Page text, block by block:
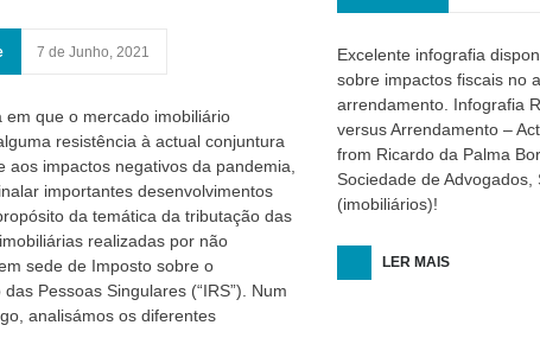
7 de Junho, 2021
em que o mercado imobiliário
resistência à actual conjuntura
aos impactos negativos da pandemia,
importantes desenvolvimentos
da temática da tributação das
realizadas por não
sede de Imposto sobre o
Pessoas Singulares (“IRS”). Num
analisámos os diferentes
Excelente infografia
sobre impactos fiscais no
arrendamento. Infografia
versus Arrendamento –
from Ricardo da Palma
Sociedade de Advogados,
(imobiliários)!
LER MAIS